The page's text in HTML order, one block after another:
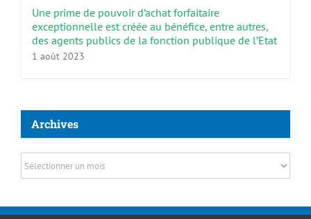
Une prime de pouvoir d’achat forfaitaire
exceptionnelle est créée au bénéfice, entre autres,
des agents publics de la fonction publique de l’Etat
1 août 2023
Archives
Archives